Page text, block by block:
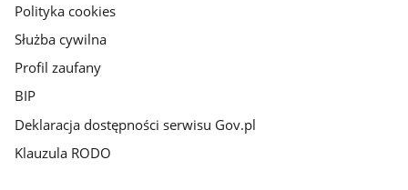
Polityka cookies
Służba cywilna
Profil zaufany
BIP
Deklaracja dostępności serwisu Gov.pl
Klauzula RODO